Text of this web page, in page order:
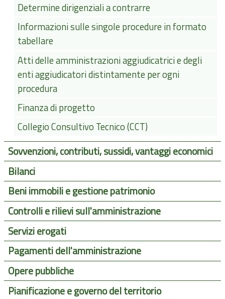
Determine dirigenziali a contrarre
Informazioni sulle singole procedure in formato
tabellare
Atti delle amministrazioni aggiudicatrici e degli
enti aggiudicatori distintamente per ogni
procedura
Finanza di progetto
Collegio Consultivo Tecnico (CCT)
Sovvenzioni, contributi, sussidi, vantaggi economici
Bilanci
Beni immobili e gestione patrimonio
Controlli e rilievi sull'amministrazione
Servizi erogati
Pagamenti dell'amministrazione
Opere pubbliche
Pianificazione e governo del territorio